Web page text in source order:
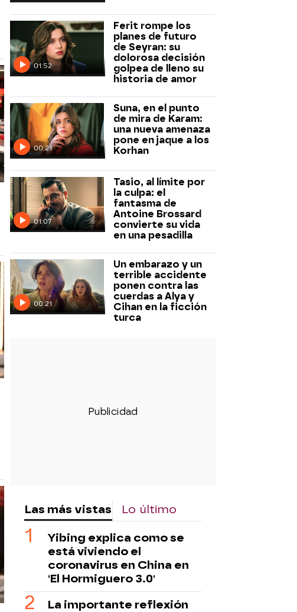
01:52
Ferit rompe los
planes de futuro
de Seyran: su
dolorosa decisión
golpea de lleno su
historia de amor
00:21
Suna, en el punto
de mira de Karam:
una nueva amenaza
pone en jaque a los
Korhan
01:07
Tasio, al límite por
la culpa: el
fantasma de
Antoine Brossard
convierte su vida
en una pesadilla
00:21
Un embarazo y un
terrible accidente
ponen contra las
cuerdas a Alya y
Cihan en la ficción
turca
Las más vistas Lo último
Yibing explica como se
está viviendo el
coronavirus en China en
'El Hormiguero 3.0'
La importante reflexión